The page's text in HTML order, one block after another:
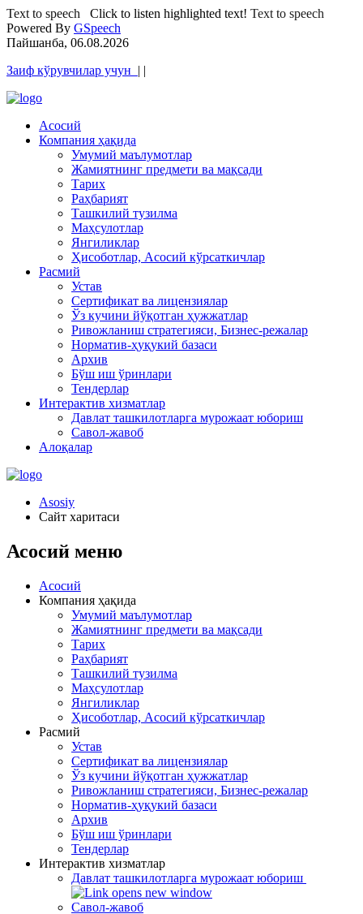
Text to speech Click to listen highlighted text! Text to speech
Powered By GSpeech
Пайшанба, 06.08.2026
Заиф кўрувчилар учун | |
Асосий
Компания ҳақида
Умумий маълумотлар
Жамиятнинг предмети ва мақсади
Тарих
Раҳбарият
Ташкилий тузилма
Маҳсулотлар
Янгиликлар
Ҳисоботлар, Асосий кўрсаткичлар
Расмий
Устав
Сертификат ва лицензиялар
Ўз кучини йўқотган ҳужжатлар
Ривожланиш стратегияси, Бизнес-режалар
Норматив-ҳуқукий базаси
Архив
Бўш иш ўринлари
Тендерлар
Интерактив хизматлар
Давлат ташкилотларга мурожаат юбориш
Савол-жавоб
Алоқалар
Asosiy
Сайт харитаси
Асосий меню
Асосий
Компания ҳақида
Умумий маълумотлар
Жамиятнинг предмети ва мақсади
Тарих
Раҳбарият
Ташкилий тузилма
Маҳсулотлар
Янгиликлар
Ҳисоботлар, Асосий кўрсаткичлар
Расмий
Устав
Сертификат ва лицензиялар
Ўз кучини йўқотган ҳужжатлар
Ривожланиш стратегияси, Бизнес-режалар
Норматив-ҳуқукий базаси
Архив
Бўш иш ўринлари
Тендерлар
Интерактив хизматлар
Давлат ташкилотларга мурожаат юбориш
Савол-жавоб